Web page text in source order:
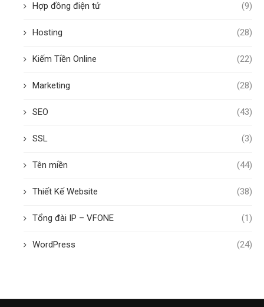
Hợp đồng điện tử (9)
Hosting (28)
Kiếm Tiền Online (22)
Marketing (28)
SEO (43)
SSL (3)
Tên miền (44)
Thiết Kế Website (38)
Tổng đài IP – VFONE (1)
WordPress (24)